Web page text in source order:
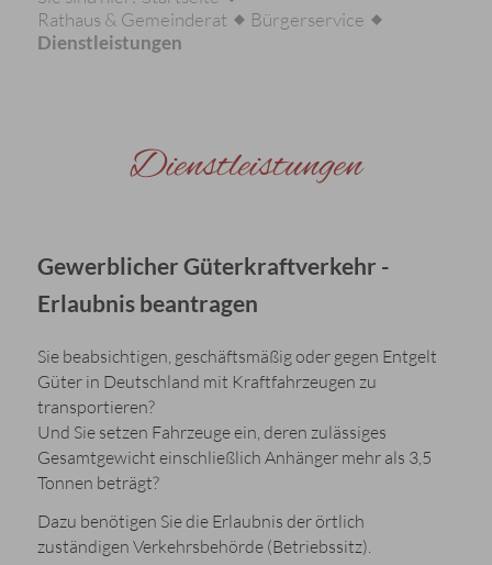
Rathaus & Gemeinderat
Bürgerservice
Dienstleistungen
Dienstleistungen
Gewerblicher Güterkraftverkehr -
Erlaubnis beantragen
Sie beabsichtigen, geschäftsmäßig oder gegen Entgelt
Güter in Deutschland mit Kraftfahrzeugen zu
transportieren?
Und Sie setzen Fahrzeuge ein, deren zulässiges
Gesamtgewicht einschließlich Anhänger mehr als 3,5
Tonnen beträgt?
Dazu benötigen Sie die Erlaubnis der örtlich
zuständigen Verkehrsbehörde (Betriebssitz).